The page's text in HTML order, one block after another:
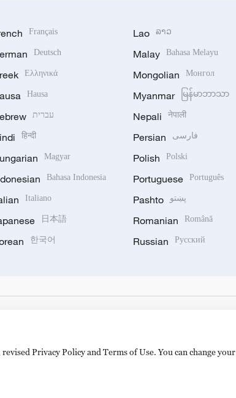
Français
Deutsch
Ελληνικά
Hausa
עברית
हिन्दी
Magyar
Bahasa Indonesia
Italiano
日本語
한국어
Lao ລາວ
Malay Bahasa Melayu
Mongolian Монгол
Myanmar မြန်မာဘာသာ
Nepali नेपाली
Persian فارسی
Polish Polski
Portuguese Português
Pashto پښتو
Romanian Română
Russian Русский
Privacy Policy and Terms of Use. You can change your